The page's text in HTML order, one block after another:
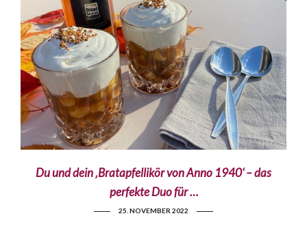
Du und dein ‚Bratapfellikör von Anno 1940‘ – das
perfekte Duo für …
25. NOVEMBER 2022